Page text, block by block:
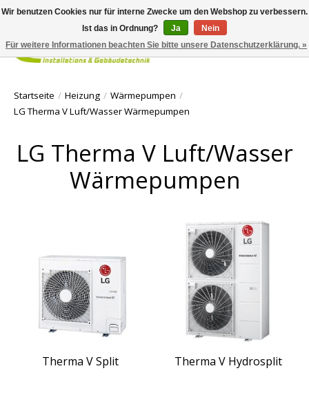
Ihr
Startseite / Heizung / Wärmepumpen /
LG Therma V Luft/Wasser Wärmepumpen
LG Therma V Luft/Wasser
Wärmepumpen
Therma V Split Therma V Hydrosplit
Wir benutzen Cookies nur für interne Zwecke um den Webshop zu verbessern.
Ist das in Ordnung?
Ja
Nein
Für weitere Informationen beachten Sie bitte unsere Datenschutzerklärung. »